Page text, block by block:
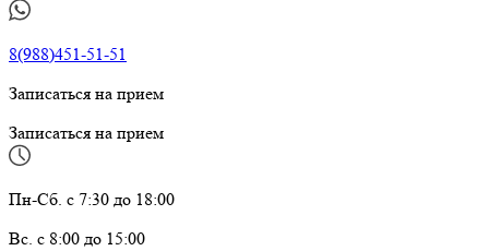
8(988)451-51-51
Записаться на прием
Записаться на прием
Пн-Сб. с 7:30 до 18:00
Вс. с 8:00 до 15:00